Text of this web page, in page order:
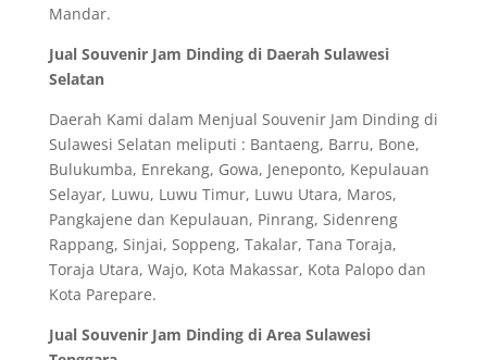
Mandar.
Jual Souvenir Jam Dinding di Daerah Sulawesi
Selatan
Daerah Kami dalam Menjual Souvenir Jam Dinding di
Sulawesi Selatan meliputi : Bantaeng, Barru, Bone,
Bulukumba, Enrekang, Gowa, Jeneponto, Kepulauan
Selayar, Luwu, Luwu Timur, Luwu Utara, Maros,
Pangkajene dan Kepulauan, Pinrang, Sidenreng
Rappang, Sinjai, Soppeng, Takalar, Tana Toraja,
Toraja Utara, Wajo, Kota Makassar, Kota Palopo dan
Kota Parepare.
Jual Souvenir Jam Dinding di Area Sulawesi